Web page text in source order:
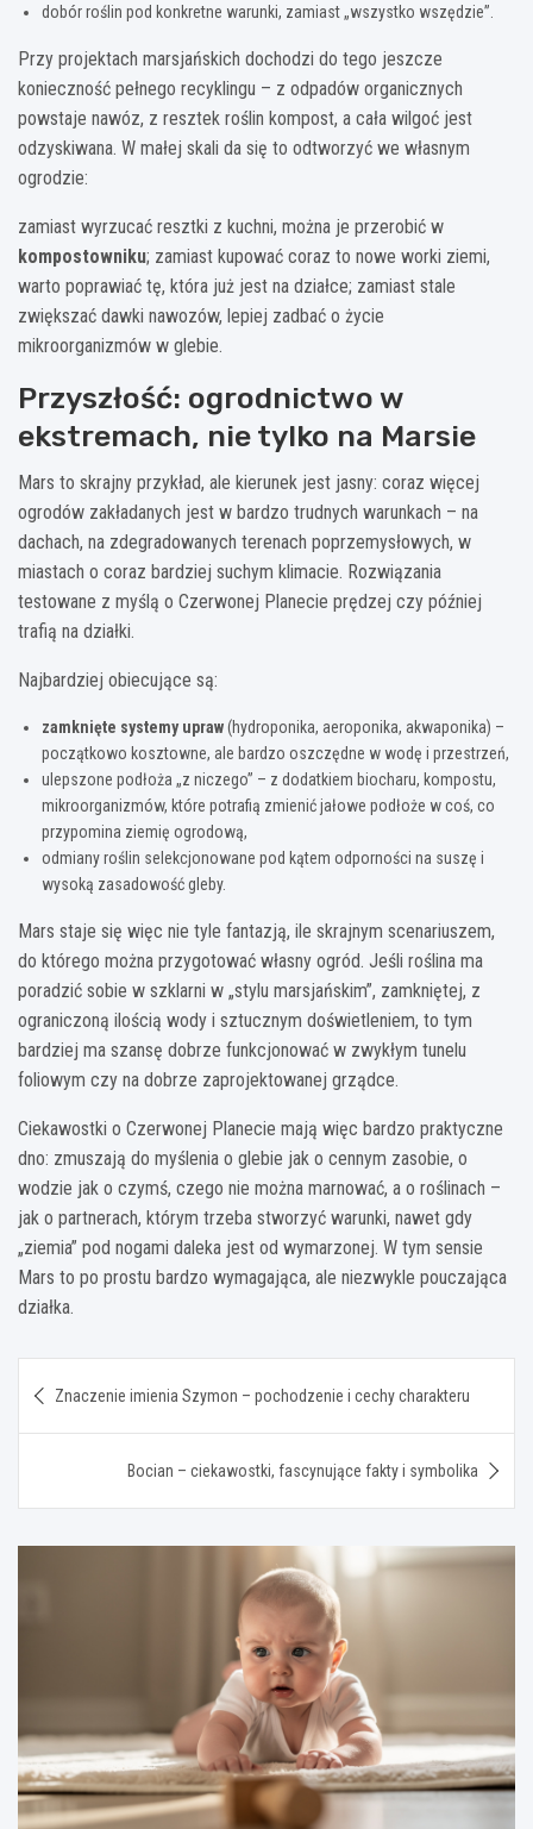
dobór roślin pod konkretne warunki, zamiast „wszystko wszędzie”.
Przy projektach marsjańskich dochodzi do tego jeszcze
konieczność pełnego recyklingu – z odpadów organicznych
powstaje nawóz, z resztek roślin kompost, a cała wilgoć jest
odzyskiwana. W małej skali da się to odtworzyć we własnym
ogrodzie:
zamiast wyrzucać resztki z kuchni, można je przerobić w
kompostowniku; zamiast kupować coraz to nowe worki ziemi,
warto poprawiać tę, która już jest na działce; zamiast stale
zwiększać dawki nawozów, lepiej zadbać o życie
mikroorganizmów w glebie.
Przyszłość: ogrodnictwo w
ekstremach, nie tylko na Marsie
Mars to skrajny przykład, ale kierunek jest jasny: coraz więcej
ogrodów zakładanych jest w bardzo trudnych warunkach – na
dachach, na zdegradowanych terenach poprzemysłowych, w
miastach o coraz bardziej suchym klimacie. Rozwiązania
testowane z myślą o Czerwonej Planecie prędzej czy później
trafią na działki.
Najbardziej obiecujące są:
zamknięte systemy upraw(hydroponika, aeroponika, akwaponika) –
początkowo kosztowne, ale bardzo oszczędne w wodę i przestrzeń,
ulepszone podłoża „z niczego” – z dodatkiem biocharu, kompostu,
mikroorganizmów, które potrafią zmienić jałowe podłoże w coś, co
przypomina ziemię ogrodową,
odmiany roślin selekcjonowane pod kątem odporności na suszę i
wysoką zasadowość gleby.
Mars staje się więc nie tyle fantazją, ile skrajnym scenariuszem,
do którego można przygotować własny ogród. Jeśli roślina ma
poradzić sobie w szklarni w „stylu marsjańskim”, zamkniętej, z
ograniczoną ilością wody i sztucznym doświetleniem, to tym
bardziej ma szansę dobrze funkcjonować w zwykłym tunelu
foliowym czy na dobrze zaprojektowanej grządce.
Ciekawostki o Czerwonej Planecie mają więc bardzo praktyczne
dno: zmuszają do myślenia o glebie jak o cennym zasobie, o
wodzie jak o czymś, czego nie można marnować, a o roślinach –
jak o partnerach, którym trzeba stworzyć warunki, nawet gdy
„ziemia” pod nogami daleka jest od wymarzonej. W tym sensie
Mars to po prostu bardzo wymagająca, ale niezwykle pouczająca
działka.
wpisu
Znaczenie imienia Szymon – pochodzenie i cechy charakteru
Bocian – ciekawostki, fascynujące fakty i symbolika